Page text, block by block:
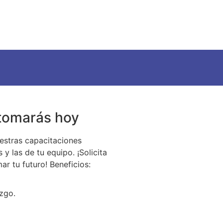
hoy
capacitaciones
las de tu equipo. ¡Solicita
tu futuro! Beneficios: